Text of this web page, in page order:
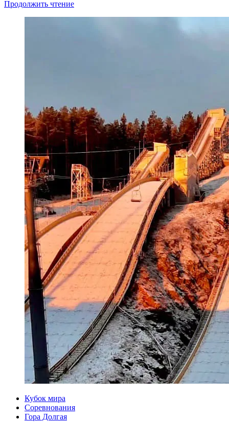
Продолжить чтение
Кубок мира
Соревнования
Гора Долгая